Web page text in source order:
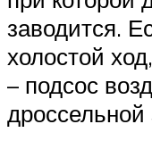
заводится.
холостой
– подсос
дроссельной